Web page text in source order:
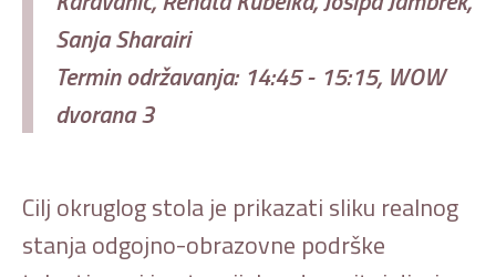
Sanja Sharairi
Termin održavanja: 14:45 - 15:15, WOW
dvorana 3
Cilj okruglog stola je prikazati sliku realnog
stanja odgojno-obrazovne podrške